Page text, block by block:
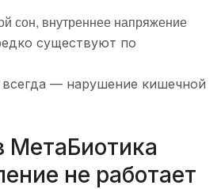
сон, внутреннее напряжение
существуют по
— нарушение кишечной
МетаБиотика
не работает